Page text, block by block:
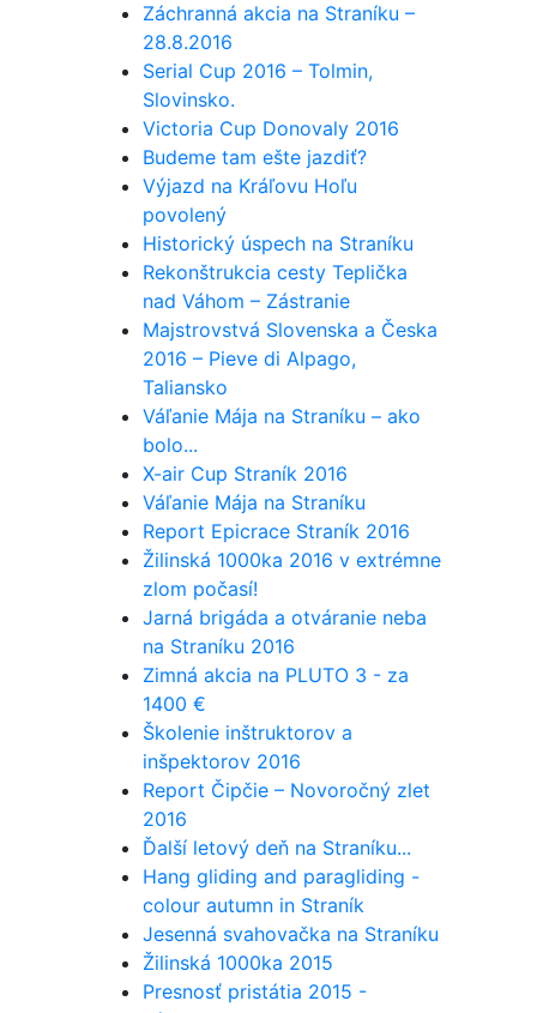
Záchranná akcia na Straníku –
28.8.2016
Serial Cup 2016 – Tolmin,
Slovinsko.
Victoria Cup Donovaly 2016
Budeme tam ešte jazdiť?
Výjazd na Kráľovu Hoľu
povolený
Historický úspech na Straníku
Rekonštrukcia cesty Teplička
nad Váhom – Zástranie
Majstrovstvá Slovenska a Česka
2016 – Pieve di Alpago,
Taliansko
Váľanie Mája na Straníku – ako
bolo...
X-air Cup Straník 2016
Váľanie Mája na Straníku
Report Epicrace Straník 2016
Žilinská 1000ka 2016 v extrémne
zlom počasí!
Jarná brigáda a otváranie neba
na Straníku 2016
Zimná akcia na PLUTO 3 - za
1400 €
Školenie inštruktorov a
inšpektorov 2016
Report Čipčie – Novoročný zlet
2016
Ďalší letový deň na Straníku...
Hang gliding and paragliding -
colour autumn in Straník
Jesenná svahovačka na Straníku
Žilinská 1000ka 2015
Presnosť pristátia 2015 -